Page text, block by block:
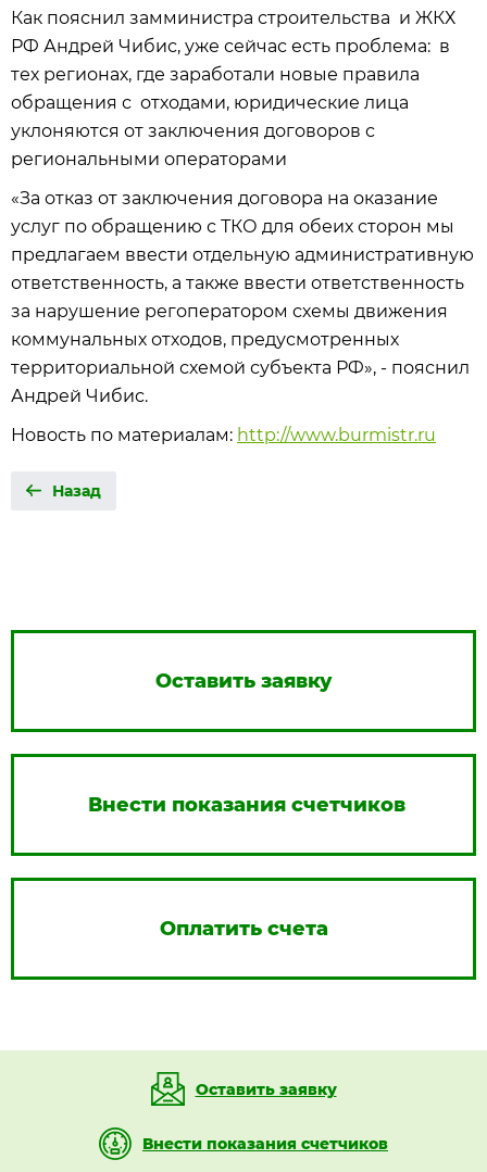
Как пояснил замминистра строительства и ЖКХ
РФ Андрей Чибис, уже сейчас есть проблема: в
тех регионах, где заработали новые правила
обращения с отходами, юридические лица
уклоняются от заключения договоров с
региональными операторами
«За отказ от заключения договора на оказание
услуг по обращению с ТКО для обеих сторон мы
предлагаем ввести отдельную административную
ответственность, а также ввести ответственность
за нарушение регоператором схемы движения
коммунальных отходов, предусмотренных
территориальной схемой субъекта РФ», - пояснил
Андрей Чибис.
Новость по материалам: http://www.burmistr.ru
Назад
Оставить заявку
Внести показания счетчиков
Оплатить счета
Оставить заявку
Внести показания счетчиков